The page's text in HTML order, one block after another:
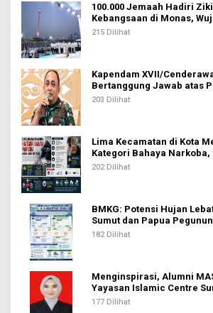
100.000 Jemaah Hadiri
Kebangsaan di Monas,
Kemerdekaan Indonesia
215 Dilihat
Kapendam XVII/
Bertanggung Jawab atas
Pekerja di Tolikara
203 Dilihat
Lima Kecamatan di Kota
Kategori Bahaya
Tertinggi
202 Dilihat
BMKG: Potensi Hujan
Sumut dan Papua
Agustus
182 Dilihat
Menginspirasi, Alumni
Yayasan Islamic Centre
BIB Kemenag
177 Dilihat